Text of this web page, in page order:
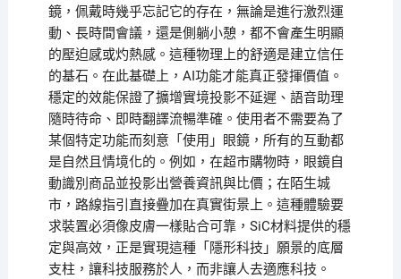
鏡，佩戴時幾乎忘記它的存在，無論是進行激烈運
動、長時間會議，還是側躺小憩，都不會產生明顯
的壓迫感或灼熱感。這種物理上的舒適是建立信任
的基石。在此基礎上，AI功能才能真正發揮價值。
穩定的效能保證了擴增實境投影不延遲、語音助理
隨時待命、即時翻譯流暢準確。使用者不需要為了
某個特定功能而刻意「使用」眼鏡，所有的互動都
是自然且情境化的。例如，在超市購物時，眼鏡自
動識別商品並投影出營養資訊與比價；在陌生城
市，路線指引直接疊加在真實街景上。這種體驗要
求裝置必須像皮膚一樣貼合可靠，SiC材料提供的穩
定與高效，正是實現這種「隱形科技」願景的底層
支柱，讓科技服務於人，而非讓人去適應科技。